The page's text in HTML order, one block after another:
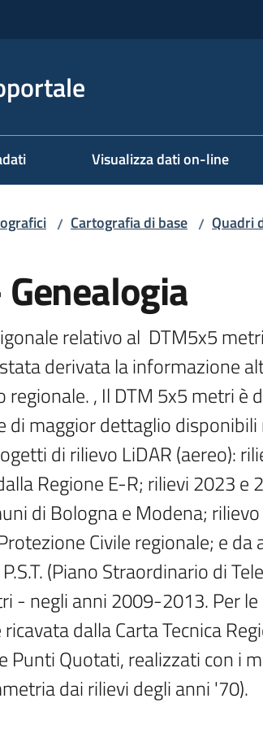
Visualizza dati on-line
/ Cartografia di base / Quadri
relativo al  DTM5x5
derivata la informazione
, Il DTM 5x5 metri è
maggior dettaglio
di rilievo LiDAR (aereo):
Regione E-R; rilievi 2023 e
di Bologna e Modena;
Civile regionale; e da
(Piano Straordinario di
- negli anni 2009-2013. Per
dalla Carta Tecnica
Punti Quotati, realizzati con i
dai rilievi degli anni '70).